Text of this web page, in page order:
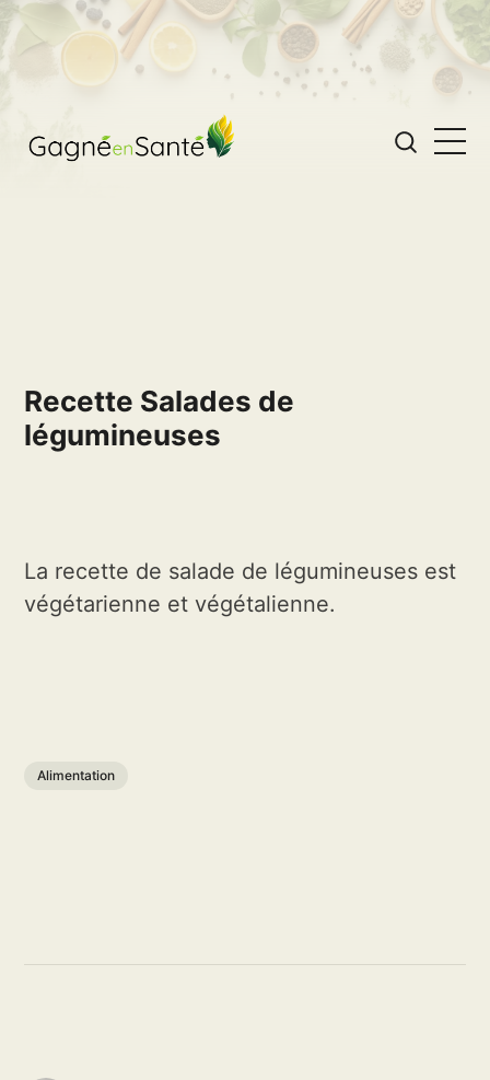
Recette Salades de
légumineuses
La recette de salade de légumineuses est
végétarienne et végétalienne.
Alimentation